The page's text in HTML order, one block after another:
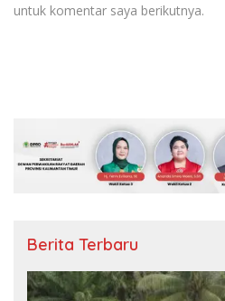
untuk komentar saya berikutnya.
Berita Terbaru